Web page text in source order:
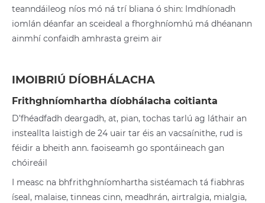
teanndáileog níos mó ná trí bliana ó shin: Imdhíonadh
iomlán déanfar an sceideal a fhorghníomhú má dhéanann
ainmhí confaidh amhrasta greim air
IMOIBRIÚ DÍOBHÁLACHA
Frithghníomhartha díobhálacha coitianta
D’fhéadfadh deargadh, at, pian, tochas tarlú ag láthair an
insteallta laistigh de 24 uair tar éis an vacsaínithe, rud is
féidir a bheith ann. faoiseamh go spontáineach gan
chóireáil
I measc na bhfrithghníomhartha sistéamach tá fiabhras
íseal, malaise, tinneas cinn, meadhrán, airtralgia, mialgia,